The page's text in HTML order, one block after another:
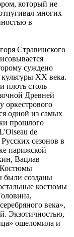
который не
многих
в
Стравинского
суждено
XX века.
плоть столь
Древней
оркестрового
одной из самых
прошлого
de
сезонов в
парижской
Вацлав
Костюмы
были созданы
костюмы
века»,
Экзотичностью,
ошеломила и